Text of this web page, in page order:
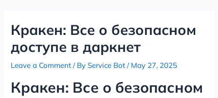
contentКракен: Все о безопасном
доступе в даркнет
Leave a Comment / ByService Bot/ May 27, 2025
Кракен: Все о безопасном